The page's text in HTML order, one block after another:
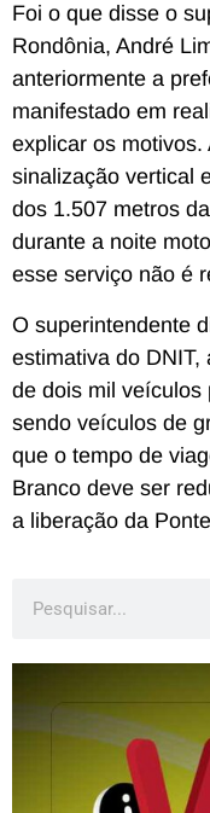
Foi o que disse o
Rondônia, André
anteriormente a
manifestado em
explicar os
sinalização vertical
dos 1.507 metros
durante a noite
esse serviço não é
O superintendente
estimativa do
de dois mil veículos
sendo veículos de
que o tempo de
Branco deve ser
a liberação da